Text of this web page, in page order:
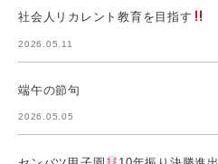
社会人リカレント教育を目指す
2026.05.11
端午の節句
2026.05.05